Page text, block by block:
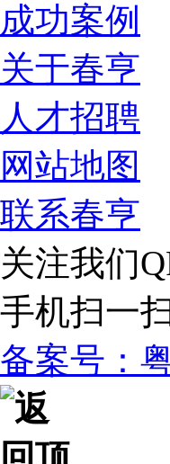
成功案例
关于春亨
人才招聘
网站地图
联系春亨
关注我们
手机扫一
备案号：